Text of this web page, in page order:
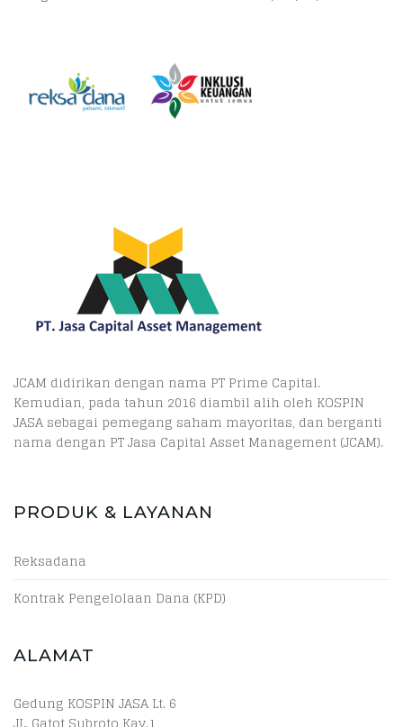
JCAM didirikan dengan nama PT Prime Capital.
Kemudian, pada tahun 2016 diambil alih oleh KOSPIN
JASA sebagai pemegang saham mayoritas, dan berganti
nama dengan PT Jasa Capital Asset Management (JCAM).
PRODUK & LAYANAN
Reksadana
Kontrak Pengelolaan Dana (KPD)
ALAMAT
Gedung KOSPIN JASA Lt. 6